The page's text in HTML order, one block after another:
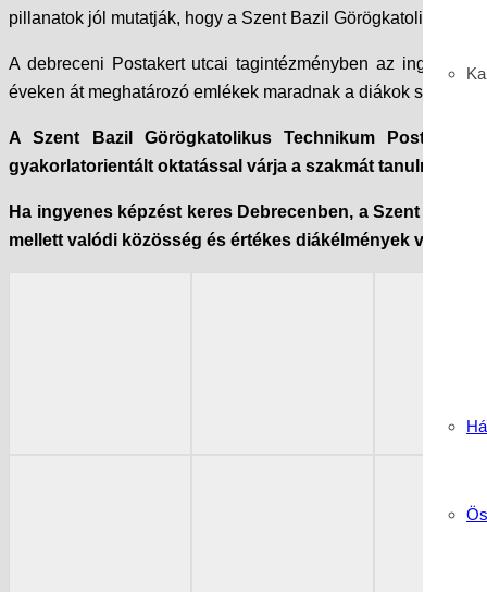
pillanatok jól mutatják, hogy a Szent Bazil Görögkatolikus
A debreceni Postakert utcai tagintézményben az
éveken át meghatározó emlékek maradnak a diákok számára.
A Szent Bazil Görögkatolikus Technikum Postakert
gyakorlatorientált oktatással várja a szakmát tanulni
Ha ingyenes képzést keres Debrecenben, a Szent Bazil
mellett valódi közösség és értékes diákélmények várják